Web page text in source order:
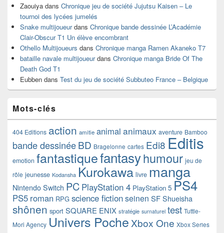
Zaouiya dans Chronique jeu de société Jujutsu Kaisen – Le
tournoi des lycées jumelés
Snake multijoueurdans Chronique bande dessinée L’Académie
Clair-Obscur T1 Un élève encombrant
Othello Multijoueurs dans Chronique manga Ramen Akaneko T7
bataille navale multijoueurdans Chronique manga Bride Of The
Death God T1
Eubben dans Test du jeu de société Subbuteo France – Belgique
Mots-clés
404 Editions action amitie animal animaux aventure Bamboo
bande dessinéeBD Bragelonne cartes Edi8 Editis
emotion fantastiquefantasyhumour jeu de
rôle jeunesse Kodansha Kurokawa livre manga
Nintendo Switch PC PlayStation 4 PlayStation 5 PS4
PS5 roman RPG science fictionseinen SF Shueisha
shônen sport SQUARE ENIX stratégie surnaturel test Tuttle-
Mori Agency Univers Poche Xbox One Xbox Series